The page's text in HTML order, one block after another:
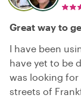
Great way to
I have been
have yet to be
was looking
streets of